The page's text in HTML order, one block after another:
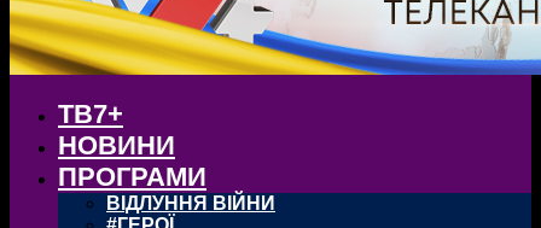
ТВ7+
НОВИНИ
ПРОГРАМИ
ВІДЛУННЯ ВІЙНИ